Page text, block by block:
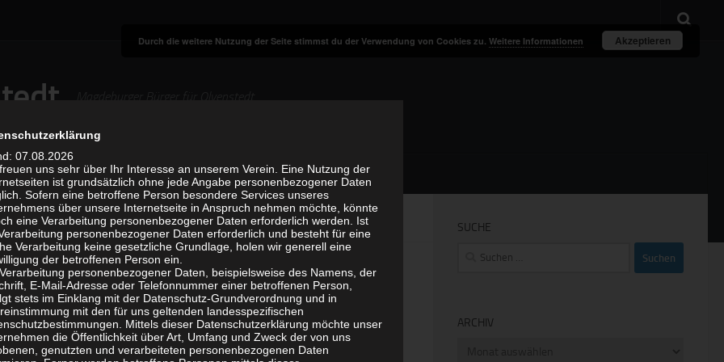
Chronik Galerie Links
SUCHE
Suchen
ARCHIV
Durch die weitere Nutzung der Seite stimmst du der Verwendung von Cookies zu. Weitere Informationen Akzeptieren
07.08.2026
uns sehr über Ihr Interesse an unserem Verein. Eine Nutzung der
ist grundsätzlich ohne jede Angabe personenbezogener Daten
Sofern eine betroffene Person besondere Services unseres
über unsere Internetseite in Anspruch nehmen möchte, könnte
eine Verarbeitung personenbezogener Daten erforderlich werden. Ist
personenbezogener Daten erforderlich und besteht für eine
Verarbeitung keine gesetzliche Grundlage, holen wir generell eine
der betroffenen Person ein.
personenbezogener Daten, beispielsweise des Namens, der
E-Mail-Adresse oder Telefonnummer einer betroffenen Person,
stets im Einklang mit der Datenschutz-Grundverordnung und in
mit den für uns geltenden landesspezifischen
Mittels dieser Datenschutzerklärung möchte unser
die Öffentlichkeit über Art, Umfang und Zweck der von uns
genutzten und verarbeiteten personenbezogenen Daten